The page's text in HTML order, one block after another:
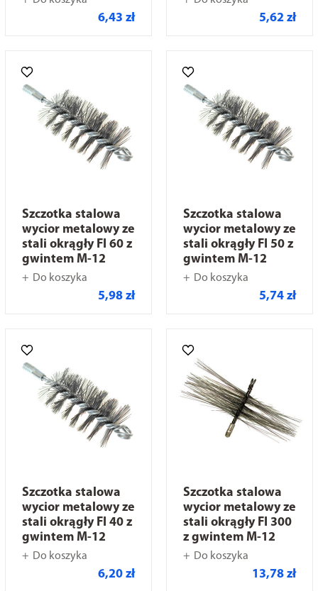
6,43 zł 5,62 zł
Szczotka stalowa
wycior metalowy ze
stali okrągły FI 60 z
gwintem M-12
Do koszyka
5,98 zł
Szczotka stalowa
wycior metalowy ze
stali okrągły FI 50 z
gwintem M-12
Do koszyka
5,74 zł
Szczotka stalowa
wycior metalowy ze
stali okrągły FI 40 z
gwintem M-12
Do koszyka
6,20 zł
Szczotka stalowa
wycior metalowy ze
stali okrągły FI 300
z gwintem M-12
Do koszyka
13,78 zł